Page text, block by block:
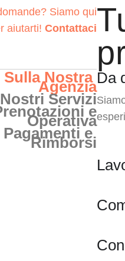
Siamo qui
aiutarti! Contattaci
Sulla Nostra
Agenzia
Servizi
e
Operativa
Pagamenti e
Rimborsi
Da